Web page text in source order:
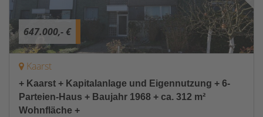
647.000,- €
Kaarst
+ Kaarst + Kapitalanlage und Eigennutzung + 6-
Parteien-Haus + Baujahr 1968 + ca. 312 m²
Wohnfläche +